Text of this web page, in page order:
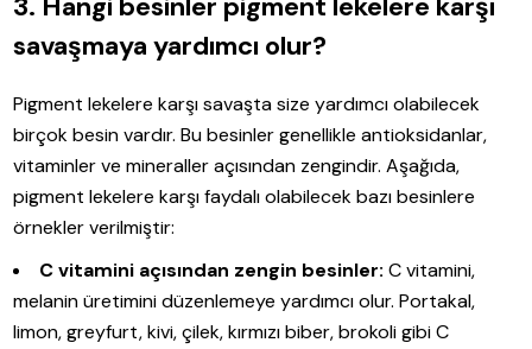
3. Hangi besinler pigment lekelere karşı
savaşmaya yardımcı olur?
Pigment lekelere karşı savaşta size yardımcı olabilecek
birçok besin vardır. Bu besinler genellikle antioksidanlar,
vitaminler ve mineraller açısından zengindir. Aşağıda,
pigment lekelere karşı faydalı olabilecek bazı besinlere
örnekler verilmiştir:
C vitamini açısından zengin besinler: C vitamini,
melanin üretimini düzenlemeye yardımcı olur. Portakal,
limon, greyfurt, kivi, çilek, kırmızı biber, brokoli gibi C